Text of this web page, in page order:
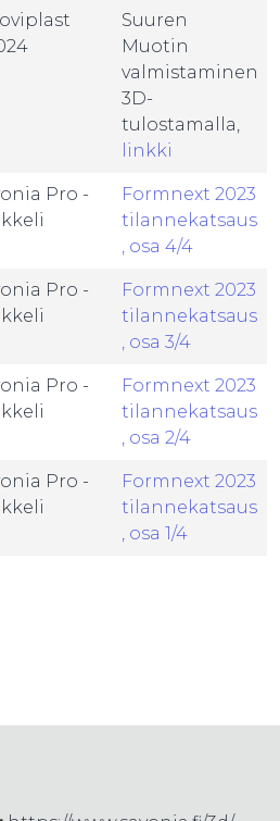
Suuren
Muotin
valmistaminen
3D-
tulostamalla,
linkki
Pro -
Formnext 2023
tilannekatsaus
, osa 4/4
Pro -
Formnext 2023
tilannekatsaus
, osa 3/4
Pro -
Formnext 2023
tilannekatsaus
, osa 2/4
Pro -
Formnext 2023
tilannekatsaus
, osa 1/4